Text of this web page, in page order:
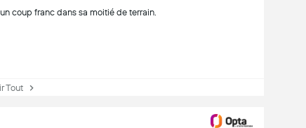
coup franc dans sa moitié de terrain.
Tout